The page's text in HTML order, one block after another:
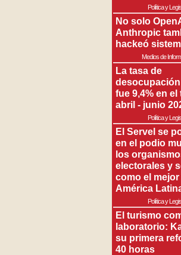
Política y
No solo
Anthropic
hackeó
Medios de
La tasa de
fue 9,4% en
abril - junio
Política y
El Servel se
en el podio
los
electorales y
como el mejor
América
Política y
El turismo
laboratorio:
su primera
40 horas